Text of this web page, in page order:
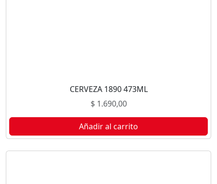
CERVEZA 1890 473ML
$1.690,00
Añadir al carrito